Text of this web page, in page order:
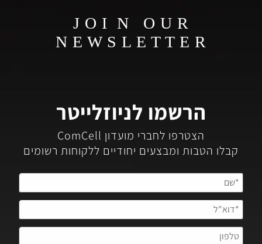
J O I N O U R
N E W S L E T T E R
הרשמו לניוזלייטר
הצטרפו לחברי מועדון ComCell
קבלו הטבות ומבצעים יחודיים ללקוחות רשומים